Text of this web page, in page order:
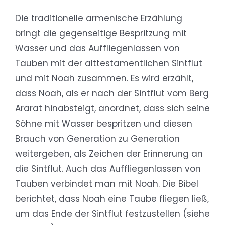
Die traditionelle armenische Erzählung
bringt die gegenseitige Bespritzung mit
Wasser und das Auffliegenlassen von
Tauben mit der alttestamentlichen Sintflut
und mit Noah zusammen. Es wird erzählt,
dass Noah, als er nach der Sintflut vom Berg
Ararat hinabsteigt, anordnet, dass sich seine
Söhne mit Wasser bespritzen und diesen
Brauch von Generation zu Generation
weitergeben, als Zeichen der Erinnerung an
die Sintflut. Auch das Auffliegenlassen von
Tauben verbindet man mit Noah. Die Bibel
berichtet, dass Noah eine Taube fliegen ließ,
um das Ende der Sintflut festzustellen (siehe